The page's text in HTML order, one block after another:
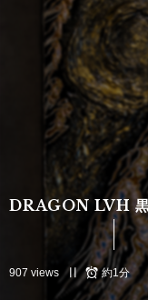
DRAGON LVH
907 views 約1分